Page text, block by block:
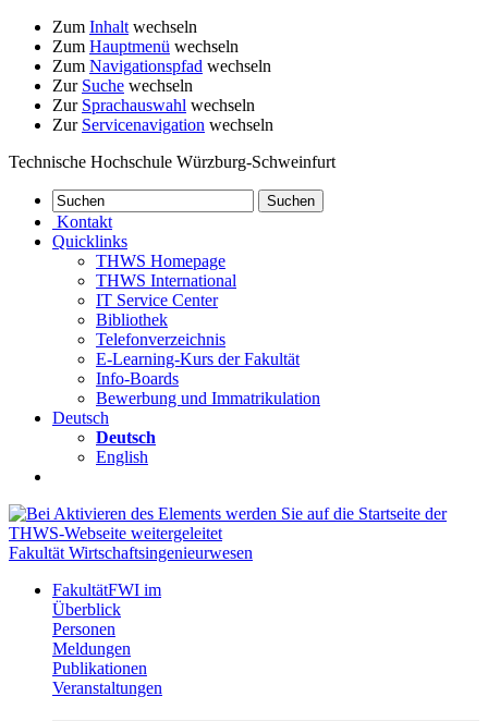
Zum Inhalt wechseln
Zum Hauptmenü wechseln
Zum Navigationspfad wechseln
Zur Suche wechseln
Zur Sprachauswahl wechseln
Zur Servicenavigation wechseln
Technische Hochschule Würzburg-Schweinfurt
Kontakt
Quicklinks
THWS Homepage
THWS International
IT Service Center
Bibliothek
Telefonverzeichnis
E-Learning-Kurs der Fakultät
Info-Boards
Bewerbung und Immatrikulation
Deutsch
Deutsch
English
Fakultät Wirtschaftsingenieurwesen
FakultätFWI im
Überblick
Personen
Meldungen
Publikationen
Veranstaltungen